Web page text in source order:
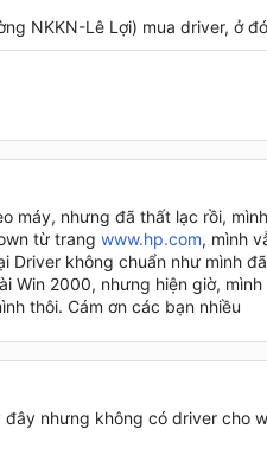
NKKN-Lê Lợi) mua driver, ở
máy, nhưng đã thất lạc rồi,
từ trang www.hp.com, mình
Driver không chuẩn như mình
Win 2000, nhưng hiện giờ,
thôi. Cám ơn các bạn nhiều
nhưng không có driver cho